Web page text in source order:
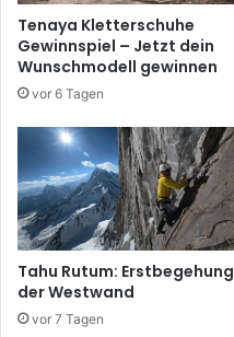
Tenaya Kletterschuhe
Gewinnspiel – Jetzt dein
Wunschmodell gewinnen
vor 6 Tagen
Tahu Rutum: Erstbegehung
der Westwand
vor 7 Tagen